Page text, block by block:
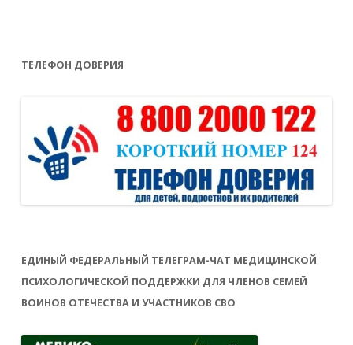
ТЕЛЕФОН ДОВЕРИЯ
ЕДИНЫЙ ФЕДЕРАЛЬНЫЙ ТЕЛЕГРАМ-ЧАТ МЕДИЦИНСКОЙ
ПСИХОЛОГИЧЕСКОЙ ПОДДЕРЖКИ ДЛЯ ЧЛЕНОВ СЕМЕЙ
ВОИНОВ ОТЕЧЕСТВА И УЧАСТНИКОВ СВО